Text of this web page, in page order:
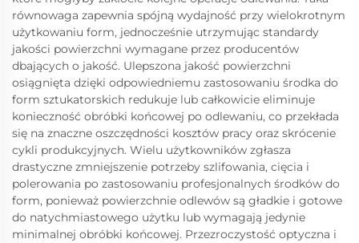
równowaga zapewnia spójną wydajność przy wielokrotnym
użytkowaniu form, jednocześnie utrzymując standardy
jakości powierzchni wymagane przez producentów
dbających o jakość. Ulepszona jakość powierzchni
osiągnięta dzięki odpowiedniemu zastosowaniu środka do
form sztukatorskich redukuje lub całkowicie eliminuje
konieczność obróbki końcowej po odlewaniu, co przekłada
się na znaczne oszczędności kosztów pracy oraz skrócenie
cykli produkcyjnych. Wielu użytkowników zgłasza
drastyczne zmniejszenie potrzeby szlifowania, cięcia i
polerowania po zastosowaniu profesjonalnych środków do
form, ponieważ powierzchnie odlewów są gładkie i gotowe
do natychmiastowego użytku lub wymagają jedynie
minimalnej obróbki końcowej. Przezroczystość optyczna i